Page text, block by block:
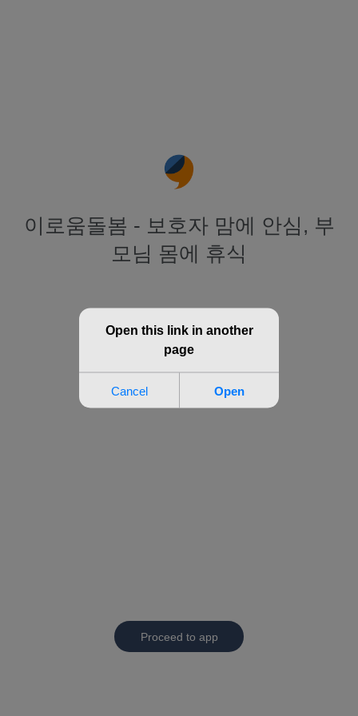
이로움돌봄 - 보호자 맘에 안심, 부
모님 몸에 휴식
Proceed to app